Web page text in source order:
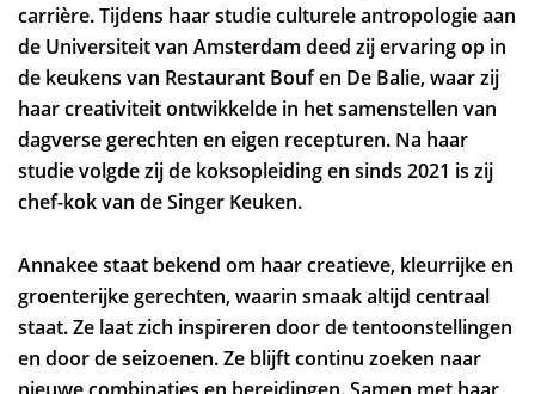
carrière. Tijdens haar studie culturele antropologie aan
de Universiteit van Amsterdam deed zij ervaring op in
de keukens van Restaurant Bouf en De Balie, waar zij
haar creativiteit ontwikkelde in het samenstellen van
dagverse gerechten en eigen recepturen. Na haar
studie volgde zij de koksopleiding en sinds 2021 is zij
chef-kok van de Singer Keuken.
Annakee staat bekend om haar creatieve, kleurrijke en
groenterijke gerechten, waarin smaak altijd centraal
staat. Ze laat zich inspireren door de tentoonstellingen
en door de seizoenen. Ze blijft continu zoeken naar
nieuwe combinaties en bereidingen. Samen met haar